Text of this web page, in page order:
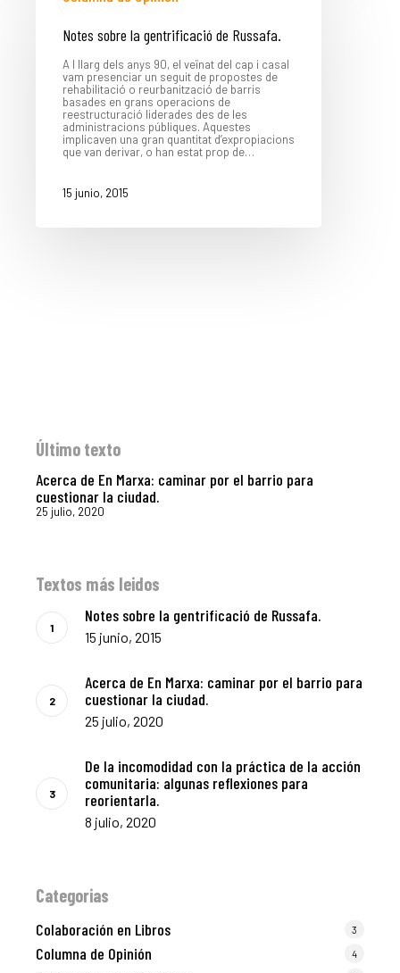
Notes sobre la gentrificació de Russafa.
A l llarg dels anys 90, el veïnat del cap i casal
vam presenciar un seguit de propostes de
rehabilitació o reurbanització de barris
basades en grans operacions de
reestructuració liderades des de les
administracions públiques. Aquestes
implicaven una gran quantitat d’expropiacions
que van derivar, o han estat prop de…
15 junio, 2015
Último texto
Acerca de En Marxa: caminar por el barrio para
cuestionar la ciudad.
25 julio, 2020
Textos más leidos
Notes sobre la gentrificació de Russafa.
15 junio, 2015
Acerca de En Marxa: caminar por el barrio para
cuestionar la ciudad.
25 julio, 2020
De la incomodidad con la práctica de la acción
comunitaria: algunas reflexiones para
reorientarla.
8 julio, 2020
Categorias
Colaboración en Libros 3
Columna de Opinión 4
La Dula
C/Poeta Alberola, 23-21
46018 València.
670 304 273
646 375 175
info@ladulaparticipacio.com
CAS